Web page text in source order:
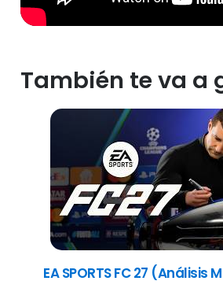
También te va a
EA SPORTS FC 27 (Análisis